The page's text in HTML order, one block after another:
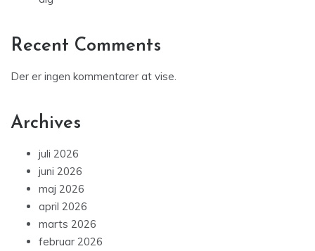
Recent Comments
Der er ingen kommentarer at vise.
Archives
juli 2026
juni 2026
maj 2026
april 2026
marts 2026
februar 2026